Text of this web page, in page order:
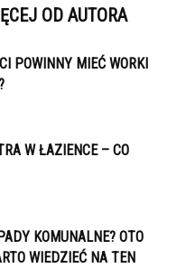
OD AUTORA
POWINNY MIEĆ WORKI
W ŁAZIENCE – CO
KOMUNALNE? OTO
WIEDZIEĆ NA TEN